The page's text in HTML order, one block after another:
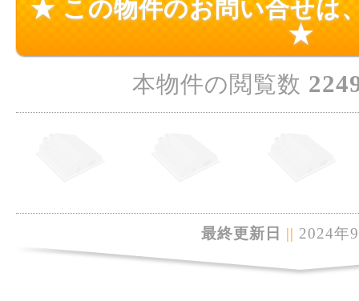
★ この物件のお問い合せは
★
本物件の閲覧数
最終更新日 || 2024年